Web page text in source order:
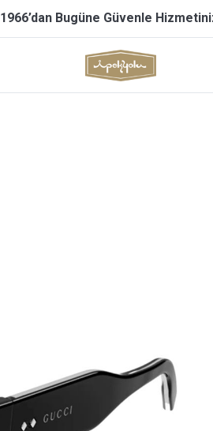
1966’dan Bugüne Güvenle